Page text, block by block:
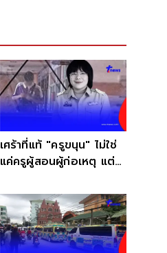
เศร้าที่แท้ "ครูขนุน" ไม่ใช่
แค่ครูผู้สอนผู้ก่อเหตุ แต่มี